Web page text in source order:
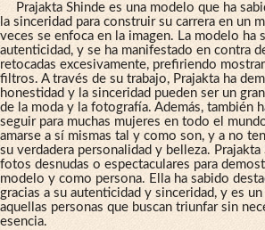
Prajakta Shinde es una modelo que ha
la sinceridad para construir su carrera en un
veces se enfoca en la imagen. La modelo ha
autenticidad, y se ha manifestado en contra
retocadas excesivamente, prefiriendo
filtros. A través de su trabajo, Prajakta ha
honestidad y la sinceridad pueden ser un
de la moda y la fotografía. Además, también
seguir para muchas mujeres en todo el
amarse a sí mismas tal y como son, y a no
su verdadera personalidad y belleza.
fotos desnudas o espectaculares para
modelo y como persona. Ella ha sabido
gracias a su autenticidad y sinceridad, y es
aquellas personas que buscan triunfar sin
esencia.